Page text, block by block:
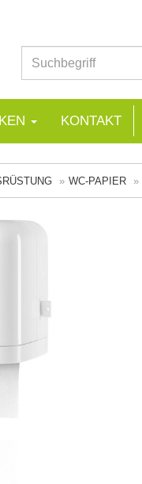
KONTAKT
WC-PAPIER